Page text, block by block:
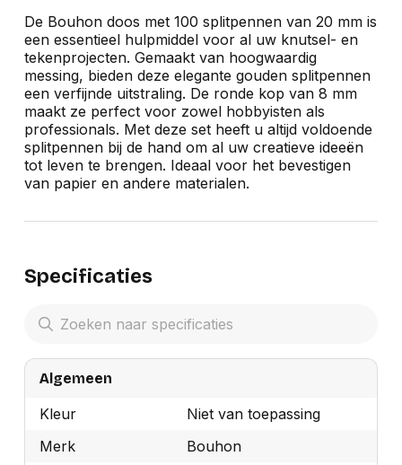
De Bouhon doos met 100 splitpennen van 20 mm is
een essentieel hulpmiddel voor al uw knutsel- en
tekenprojecten. Gemaakt van hoogwaardig
messing, bieden deze elegante gouden splitpennen
een verfijnde uitstraling. De ronde kop van 8 mm
maakt ze perfect voor zowel hobbyisten als
professionals. Met deze set heeft u altijd voldoende
splitpennen bij de hand om al uw creatieve ideeën
tot leven te brengen. Ideaal voor het bevestigen
van papier en andere materialen.
Specificaties
Algemeen
Kleur
Niet van toepassing
Merk
Bouhon